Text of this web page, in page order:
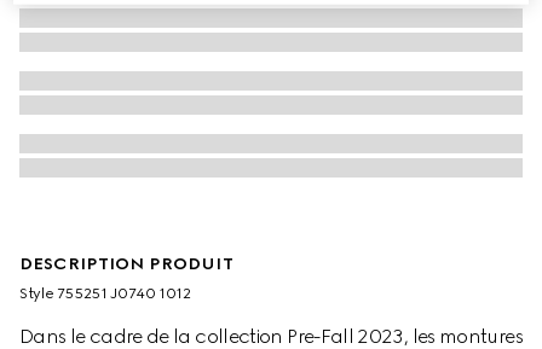
DESCRIPTION PRODUIT
Style ‎755251 J0740 1012
Dans le cadre de la collection Pre-Fall 2023, les montures